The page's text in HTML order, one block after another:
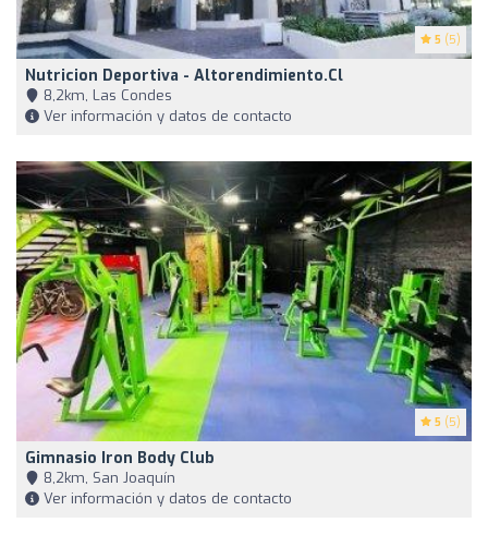
5 (5)
Nutricion Deportiva - Altorendimiento.cl
8,2km, Las Condes
Ver información y datos de contacto
5 (5)
Gimnasio Iron Body Club
8,2km, San Joaquín
Ver información y datos de contacto